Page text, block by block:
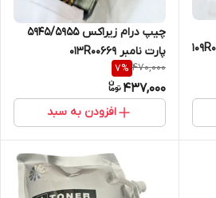
چیپ درام زیراکس ۵۹۴۵/۵۹۵۵
پارت نامبر 013R00669
470,000
7%
437,000
افزودن به سبد